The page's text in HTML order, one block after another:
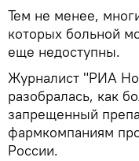
Тем не менее,
которых больной
еще недоступны.
Журналист "РИА
разобралась, как
запрещенный
фармкомпаниям
России.